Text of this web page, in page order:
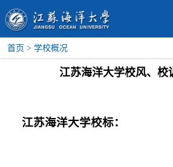
首页 > 学校概况
江苏海洋大学校风、校
江苏海洋大学校标：